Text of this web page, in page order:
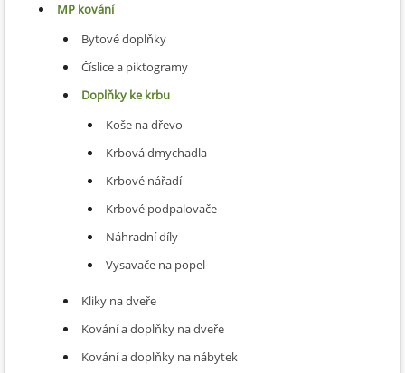
MP kování
Bytové doplňky
Číslice a piktogramy
Doplňky ke krbu
Koše na dřevo
Krbová dmychadla
Krbové nářadí
Krbové podpalovače
Náhradní díly
Vysavače na popel
Kliky na dveře
Kování a doplňky na dveře
Kování a doplňky na nábytek